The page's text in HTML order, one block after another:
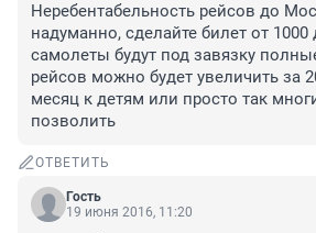
Неребентабельность рейсов до
надуманно, сделайте билет от 1000
самолеты будут под завязку
рейсов можно будет увеличить за
месяц к детям или просто так
позволить
ОТВЕТИТЬ
Гость
19 июня 2016, 11:20